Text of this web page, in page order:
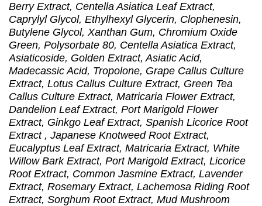
Berry Extract, Centella Asiatica Leaf Extract,
Caprylyl Glycol, Ethylhexyl Glycerin, Clophenesin,
Butylene Glycol, Xanthan Gum, Chromium Oxide
Green, Polysorbate 80, Centella Asiatica Extract,
Asiaticoside, Golden Extract, Asiatic Acid,
Madecassic Acid, Tropolone, Grape Callus Culture
Extract, Lotus Callus Culture Extract, Green Tea
Callus Culture Extract, Matricaria Flower Extract,
Dandelion Leaf Extract, Port Marigold Flower
Extract, Ginkgo Leaf Extract, Spanish Licorice Root
Extract , Japanese Knotweed Root Extract,
Eucalyptus Leaf Extract, Matricaria Extract, White
Willow Bark Extract, Port Marigold Extract, Licorice
Root Extract, Common Jasmine Extract, Lavender
Extract, Rosemary Extract, Lachemosa Riding Root
Extract, Sorghum Root Extract, Mud Mushroom